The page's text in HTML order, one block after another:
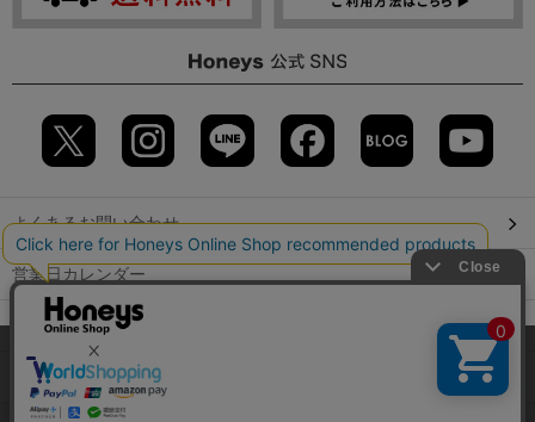
よくあるお問い合わせ
営業日カレンダー
店舗検索
GLOBAL GUIDE（海外からご利用のお客様）
当サイトでは、サイトの利便性向上のため、クッキー(Cookie)を使
用しています。詳しくは「
」をご覧くださ